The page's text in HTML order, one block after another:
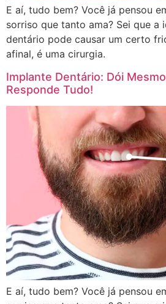
E aí, tudo bem? Você já pensou
sorriso que tanto ama? Sei que a
dentário pode causar um certo
afinal, é uma cirurgia.
Implante Dentário: Dói
Responde Tudo!
E aí, tudo bem? Você já pensou